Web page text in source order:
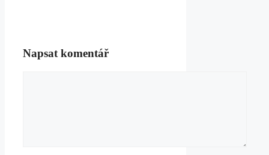
Napsat komentář